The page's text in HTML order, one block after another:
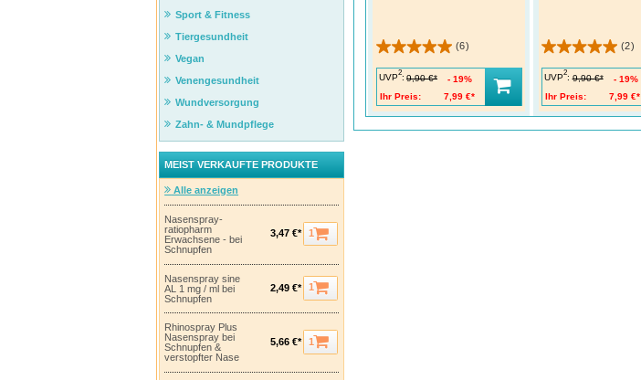
(6)
UVP
2
: 9,90 €*
Ihr Preis:
7,99 €*
19%
(2)
UVP
2
: 9,90 €*
Ihr Preis:
7,99 €*
19%
Sport & Fitness
Tiergesundheit
Vegan
Venengesundheit
Wundversorgung
Zahn- & Mundpflege
MEIST VERKAUFTE PRODUKTE
Alle anzeigen
Nasenspray-
ratiopharm
Erwachsene - bei
Schnupfen
3,47 €* 1
Nasenspray sine
AL 1 mg / ml bei
Schnupfen
2,49 €* 1
Rhinospray Plus
Nasenspray bei
Schnupfen &
verstopfter Nase
5,66 €* 1